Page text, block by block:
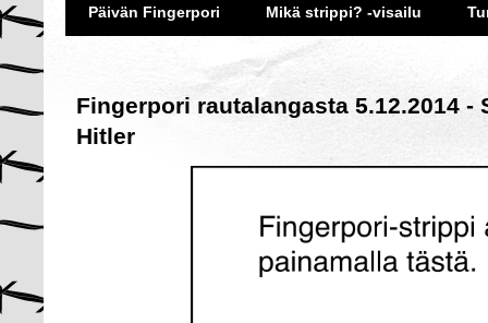
Päivän Fingerpori Mikä strippi? -visailu
Fingerpori rautalangasta 5.12.2014 -
Hitler